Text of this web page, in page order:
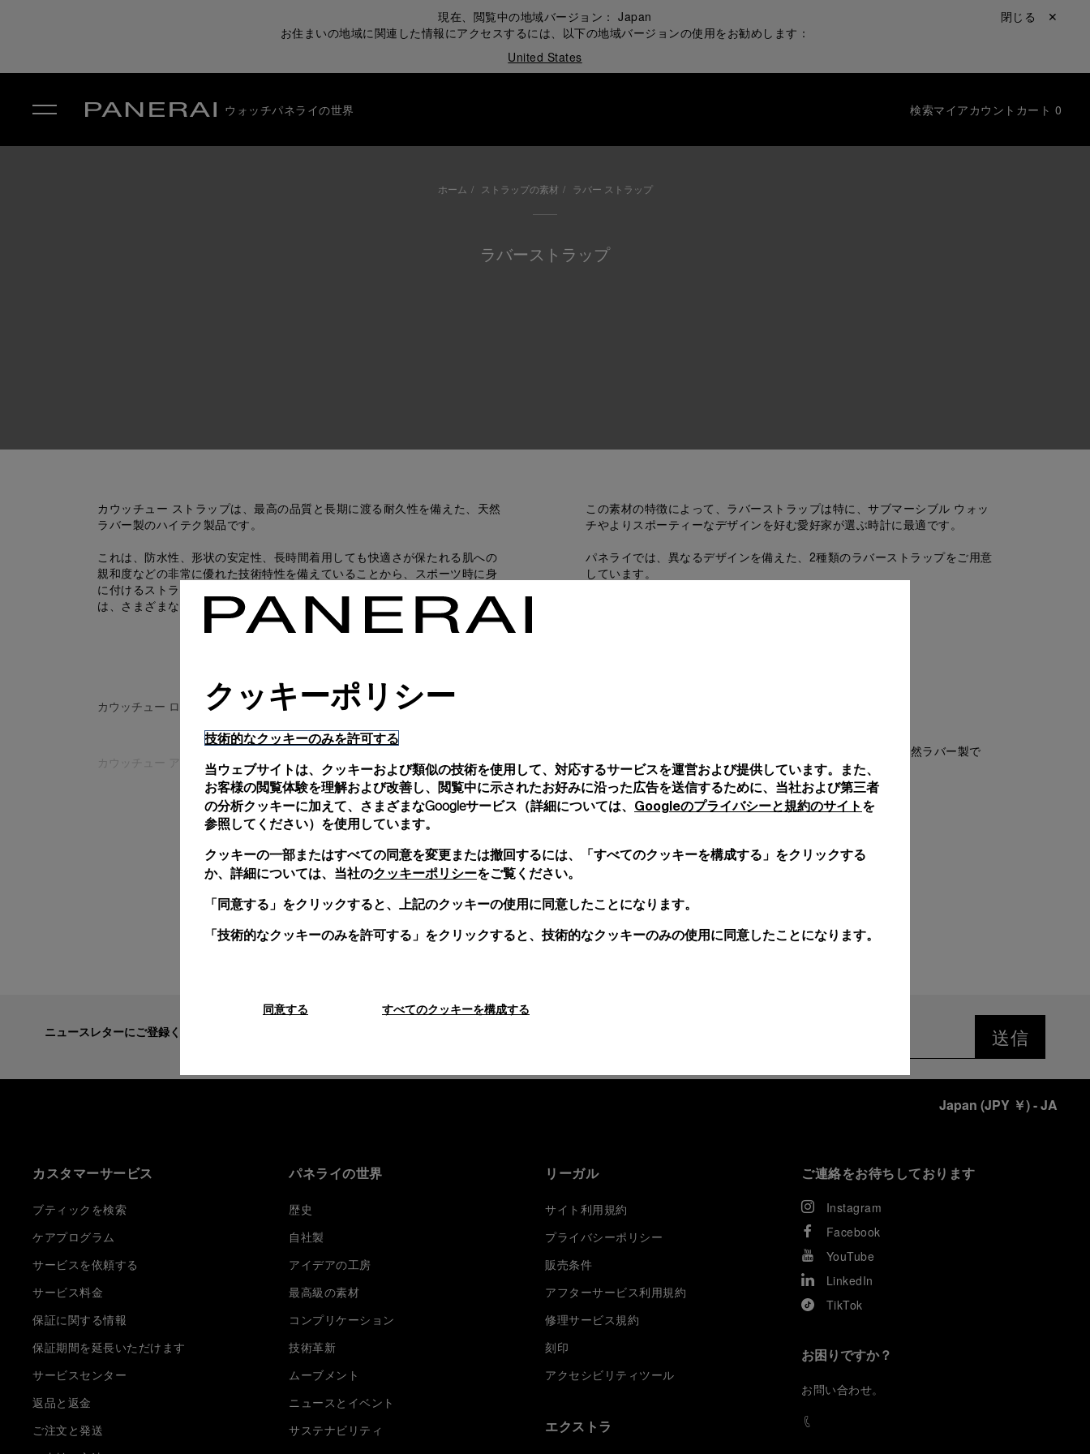
現在、閲覧中の地域バージョン：Japan
お住まいの地域に関連した情報にアクセスするには、以下の地域バージョンの使用をお勧めします：
United States
閉じる ✕
ウォッチパネライの世界 検索マイアカウント カート 0
ホーム ストラップの素材 ラバー ストラップ
ラバーストラップ
カウッチュー ストラップは、最高の品質と長期に渡る耐久性を備えた、天然
ラバー製のハイテク製品です。
これは、防水性、形状の安定性、長時間着用しても快適さが保たれる肌への
親和度などの非常に優れた技術特性を備えていることから、スポーツ時に身
に付けるストラップとして最適な素材です。このカウッチュー ストラップに
は、さまざまなデザインやカラーをご用意しています。
この素材の特徴によって、ラバーストラップは特に、サブマーシブル ウォッ
チやよりスポーティーなデザインを好む愛好家が選ぶ時計に最適です。
パネライでは、異なるデザインを備えた、2種類のラバーストラップをご用意
しています。
カウッチュー ロゴ
カウッチュー アコーディオン
「カウッチュー ロゴ」ストラップは、すっきりとしたシンプルなデザインを備えた天然ラバー製で
す。オフィチーネ パネライの刻印が入っています。
ニュースレターにご登録ください 送信
Japan (JPY ￥)- JA
カスタマーサービス
ブティックを検索
ケアプログラム
サービスを依頼する
サービス料金
保証に関する情報
保証期間を延長いただけます
サービスセンター
返品と返金
ご注文と発送
パネライの世界
歴史
自社製
アイデアの工房
最高級の素材
コンプリケーション
技術革新
ムーブメント
ニュースとイベント
サステナビリティ
リーガル
サイト利用規約
プライバシーポリシー
販売条件
アフターサービス利用規約
修理サービス規約
刻印
アクセシビリティツール
エクストラ
ご連絡をお待ちしております
Instagram
Facebook
YouTube
LinkedIn
TikTok
お困りですか？
お問い合わせ。
クッキーポリシー
技術的なクッキーのみを許可する
当ウェブサイトは、クッキーおよび類似の技術を使用して、対応するサービスを運営および提供しています。また、
お客様の閲覧体験を理解および改善し、閲覧中に示されたお好みに沿った広告を送信するために、当社および第三者
の分析クッキーに加えて、さまざまなGoogleサービス（詳細については、 Googleのプライバシーと規約のサイト を
参照してください）を使用しています。
クッキーの一部またはすべての同意を変更または撤回するには、「すべてのクッキーを構成する」をクリックする
か、詳細については、当社のクッキーポリシーをご覧ください。
「同意する」をクリックすると、上記のクッキーの使用に同意したことになります。
「技術的なクッキーのみを許可する」をクリックすると、技術的なクッキーのみの使用に同意したことになります。
同意する すべてのクッキーを構成する